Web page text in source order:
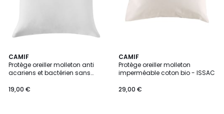
CAMIF
Protège oreiller molleton anti
acariens et bactérien sans
19,00 €
CAMIF
Protège oreiller molleton
imperméable coton bio - ISSAC
29,00 €